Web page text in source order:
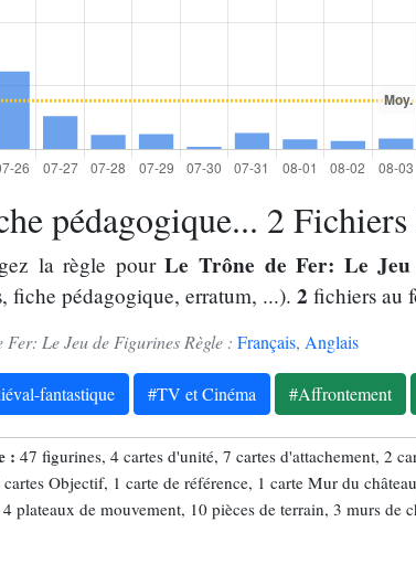
pédagogique... 2
la règle pourLe Trône de Fer: Le
fiche pédagogique, erratum, ...).2 fichiers au
Fer: Le Jeu de Figurines Règle : Français, Anglais
fantastique #TV et Cinéma #Affrontement
: 47 figurines, 4 cartes d'unité, 7 cartes d'attachement, 2
Objectif, 1 carte de référence, 1 carte Mur du
plateaux de mouvement, 10 pièces de terrain, 3 murs de